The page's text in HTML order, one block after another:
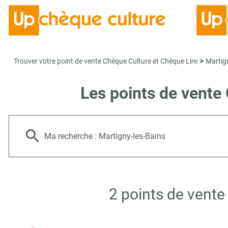
Trouver votre point de vente Chèque Culture et Chèque Lire >
Les points de
Ma recherche : Martigny-les-Bains
2 points de